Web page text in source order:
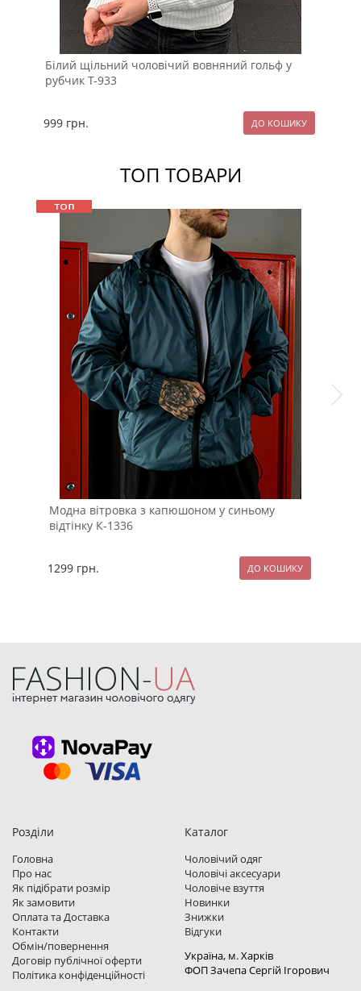
Білий щільний чоловічий вовняний гольф у
рубчик Т-933
999 грн.
ТОП ТОВАРИ
Модна вітровка з капюшоном у синьому
відтінку К-1336
1299 грн.
Розділи
Головна
Про нас
Як підібрати розмір
Як замовити
Оплата та Доставка
Контакти
Обмін/повернення
Договір публічної оферти
Політика конфіденційності
Каталог
Чоловічий одяг
Чоловічі аксесуари
Чоловіче взуття
Новинки
Знижки
Відгуки
Україна, м. Харкiв
ФОП Зачепа Сергій Ігорович